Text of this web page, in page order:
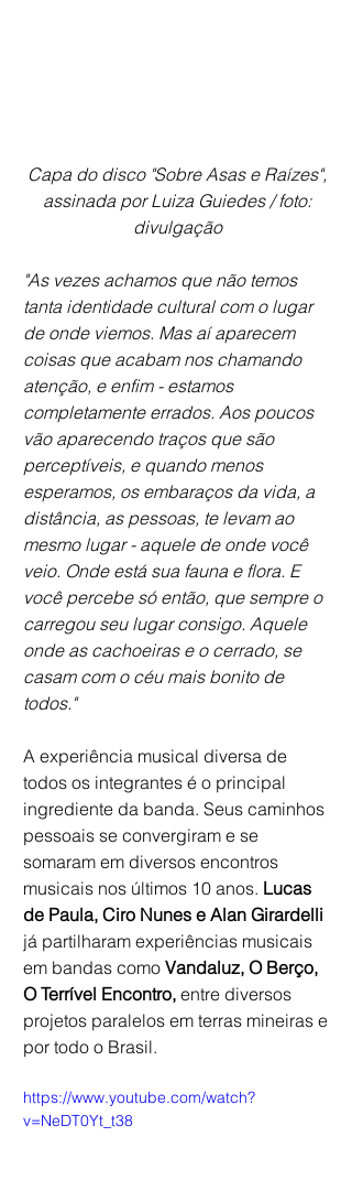
Capa do disco "Sobre Asas e Raízes",
assinada por Luiza Guiedes / foto:
divulgação
"As vezes achamos que não temos
tanta identidade cultural com o lugar
de onde viemos. Mas aí aparecem
coisas que acabam nos chamando
atenção, e enfim - estamos
completamente errados. Aos poucos
vão aparecendo traços que são
perceptíveis, e quando menos
esperamos, os embaraços da vida, a
distância, as pessoas, te levam ao
mesmo lugar - aquele de onde você
veio. Onde está sua fauna e flora. E
você percebe só então, que sempre o
carregou seu lugar consigo. Aquele
onde as cachoeiras e o cerrado, se
casam com o céu mais bonito de
todos."
A experiência musical diversa de
todos os integrantes é o principal
ingrediente da banda. Seus caminhos
pessoais se convergiram e se
somaram em diversos encontros
musicais nos últimos 10 anos. Lucas
de Paula, Ciro Nunes e Alan Girardelli
já partilharam experiências musicais
em bandas como Vandaluz, O Berço,
O Terrível Encontro, entre diversos
projetos paralelos em terras mineiras e
por todo o Brasil.
https://www.youtube.com/watch?
v=NeDT0Yt_t38